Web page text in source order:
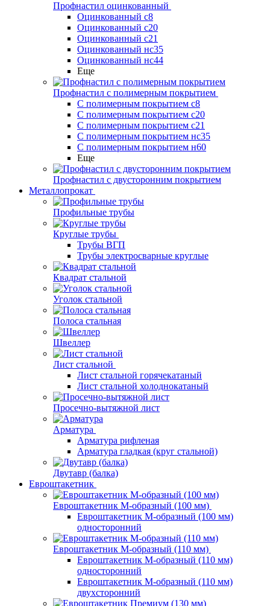
Профнастил оцинкованный
Оцинкованный с8
Оцинкованный с20
Оцинкованный с21
Оцинкованный нс35
Оцинкованный нс44
Еще
Профнастил с полимерным покрытием
С полимерным покрытием с8
С полимерным покрытием с20
С полимерным покрытием с21
С полимерным покрытием нс35
С полимерным покрытием н60
Еще
Профнастил с двусторонним покрытием
Металлопрокат
Профильные трубы
Круглые трубы
Трубы ВГП
Трубы электросварные круглые
Квадрат стальной
Уголок стальной
Полоса стальная
Швеллер
Лист стальной
Лист стальной горячекатаный
Лист стальной холоднокатаный
Просечно-вытяжной лист
Арматура
Арматура рифленая
Арматура гладкая (круг стальной)
Двутавр (балка)
Евроштакетник
Евроштакетник М-образный (100 мм)
Евроштакетник М-образный (100 мм)
односторонний
Евроштакетник М-образный (110 мм)
Евроштакетник М-образный (110 мм)
односторонний
Евроштакетник М-образный (110 мм)
двухсторонний